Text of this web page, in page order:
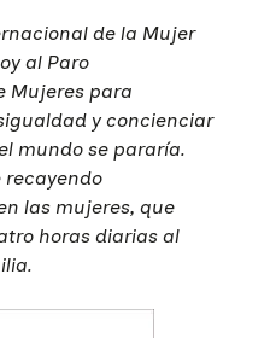
de la Mujer
al Paro
Mujeres para
y concienciar
mundo se pararía.
recayendo
las mujeres, que
horas diarias al